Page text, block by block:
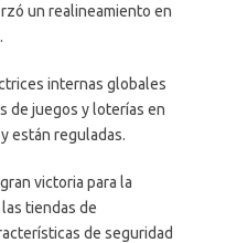
un realineamiento en
internas globales
de juegos y loterías en
están reguladas.
victoria para la
tiendas de
de seguridad